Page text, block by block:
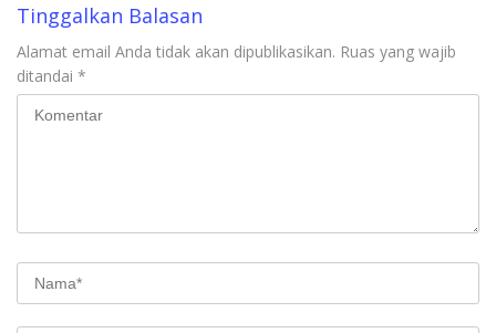
Tinggalkan Balasan
Alamat email Anda tidak akan dipublikasikan. Ruas yang wajib
ditandai *